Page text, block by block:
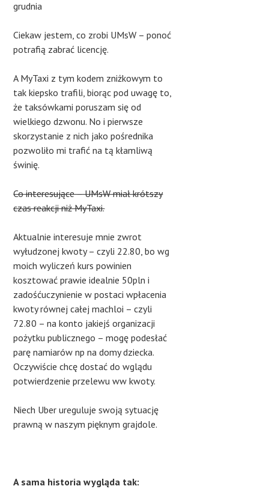
grudnia
Ciekaw jestem, co zrobi UMsW – ponoć
potrafią zabrać licencję.
A MyTaxi z tym kodem zniżkowym to
tak kiepsko trafili, biorąc pod uwagę to,
że taksówkami poruszam się od
wielkiego dzwonu. No i pierwsze
skorzystanie z nich jako pośrednika
pozwoliło mi trafić na tą kłamliwą
świnię.
Co interesujące – UMsW miał krótszy
czas reakcji niż MyTaxi.
Aktualnie interesuje mnie zwrot
wyłudzonej kwoty – czyli 22.80, bo wg
moich wyliczeń kurs powinien
kosztować prawie idealnie 50pln i
zadośćuczynienie w postaci wpłacenia
kwoty równej całej machloi – czyli
72.80 – na konto jakiejś organizacji
pożytku publicznego – mogę podesłać
parę namiarów np na domy dziecka.
Oczywiście chcę dostać do wglądu
potwierdzenie przelewu ww kwoty.
Niech Uber ureguluje swoją sytuację
prawną w naszym pięknym grajdole.
A sama historia wygląda tak: